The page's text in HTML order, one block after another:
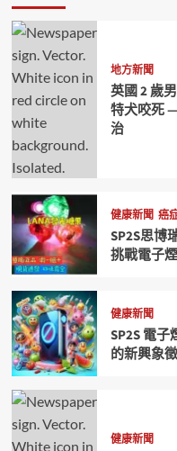
地方新聞
英國 2 歲
特犬咬死
治
健康新聞 癌
SP2S思博
挑戰電子
健康新聞
SP2S 電
的新興象徵
健康新聞